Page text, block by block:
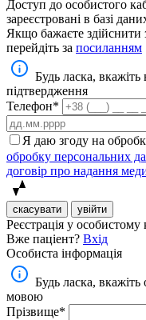
Доступ до особистого
зареєстровані в базі
Якщо бажаєте здійснити
перейдіть за посиланням
Будь ласка,
підтвердження
Телефон*
Я даю згоду на
обробку персональних
договір про надання
скасувати увійти
Реєстрація у особистому
Вже паціент? Вхід
Особиста інформація
Будь ласка,
мовою
Прізвище*